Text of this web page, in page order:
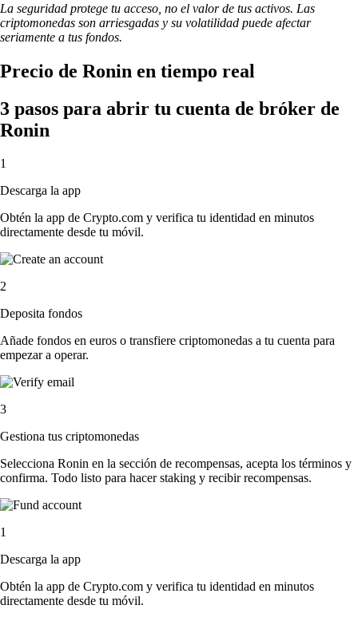
La seguridad protege tu acceso, no el valor de tus activos. Las
criptomonedas son arriesgadas y su volatilidad puede afectar
seriamente a tus fondos.
Precio de Ronin en tiempo real
3 pasos para abrir tu cuenta de bróker de
Ronin
1
Descarga la app
Obtén la app de Crypto.com y verifica tu identidad en minutos
directamente desde tu móvil.
2
Deposita fondos
Añade fondos en euros o transfiere criptomonedas a tu cuenta para
empezar a operar.
3
Gestiona tus criptomonedas
Selecciona Ronin en la sección de recompensas, acepta los términos y
confirma. Todo listo para hacer staking y recibir recompensas.
1
Descarga la app
Obtén la app de Crypto.com y verifica tu identidad en minutos
directamente desde tu móvil.